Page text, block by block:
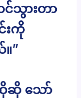
င်သွားတာ
းကို
”
ဆိုဆို သော်